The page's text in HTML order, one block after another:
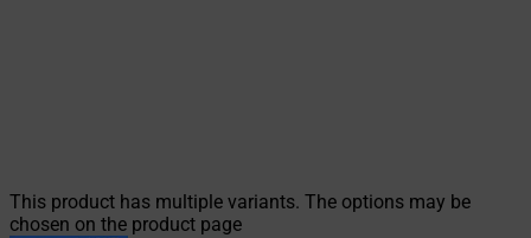
This product has multiple variants. The options may be
chosen on the product page